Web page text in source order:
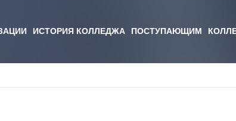
ИСТОРИЯ КОЛЛЕДЖА ПОСТУПАЮЩИМ